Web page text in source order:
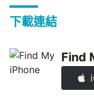
下載連結
Find